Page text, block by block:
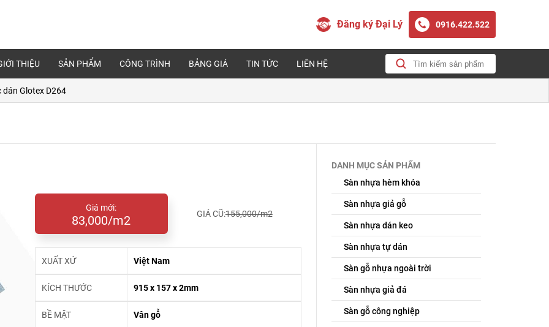
Đăng ký Đại Lý 0916.422.522
THIỆU SẢN PHẨM CÔNG TRÌNH BẢNG GIÁ TIN TỨC LIÊN HỆ
dán Glotex D264
Giá mới:
83,000/m2 GIÁ CŨ:155,000/m2
XUẤT XỨ Việt Nam
KÍCH THƯỚC 915 x 157 x 2mm
BỀ MẶT Vân gỗ
DANH MỤC SẢN PHẨM
Sàn nhựa hèm khóa
Sàn nhựa giả gỗ
Sàn nhựa dán keo
Sàn nhựa tự dán
Sàn gỗ nhựa ngoài trời
Sàn nhựa giả đá
Sàn gỗ công nghiệp